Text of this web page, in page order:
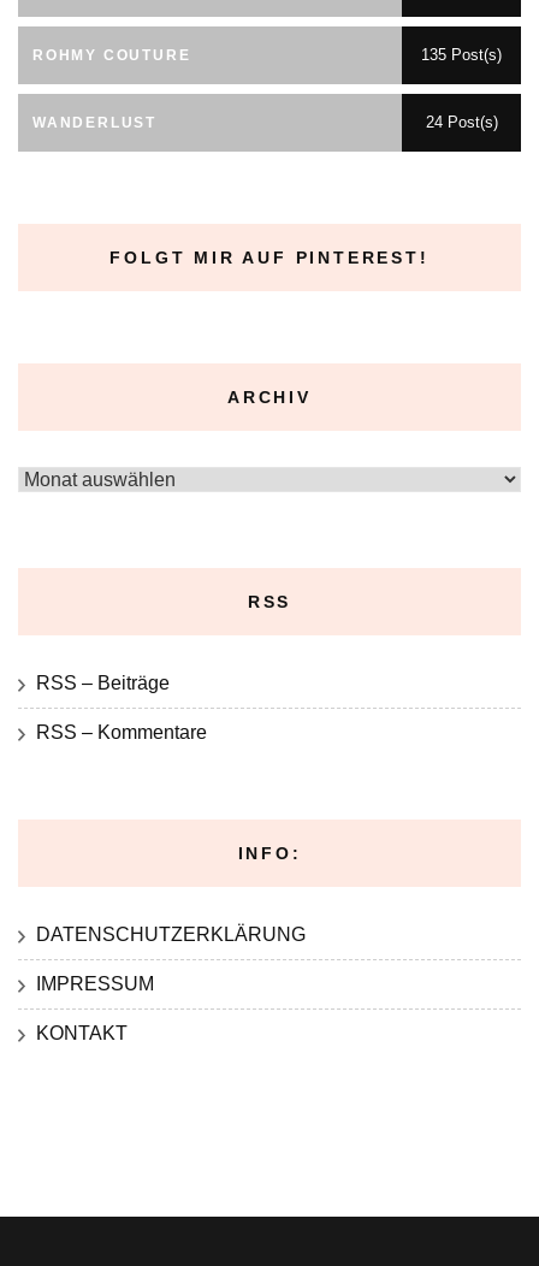
ROHMY COUTURE 135 Post(s)
WANDERLUST 24 Post(s)
FOLGT MIR AUF PINTEREST!
ARCHIV
Archiv
RSS
RSS – Beiträge
RSS – Kommentare
INFO:
DATENSCHUTZERKLÄRUNG
IMPRESSUM
KONTAKT